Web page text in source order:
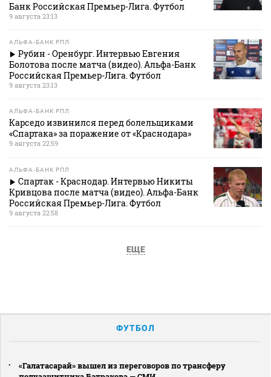
Банк Российская Премьер-Лига. Футбол
9 августа 23:13
АЛЬФА-БАНК РПЛ
Рубин - Оренбург. Интервью Евгения
Болотова после матча (видео). Альфа-Банк
Российская Премьер-Лига. Футбол
9 августа 23:13
АЛЬФА-БАНК РПЛ
Карседо извинился перед болельщиками
«Спартака» за поражение от «Краснодара»
9 августа 22:59
АЛЬФА-БАНК РПЛ
Спартак - Краснодар. Интервью Никиты
Кривцова после матча (видео). Альфа-Банк
Российская Премьер-Лига. Футбол
9 августа 22:58
ЕЩЕ
ФУТБОЛ
«Галатасарай» вышел из переговоров по трансферу